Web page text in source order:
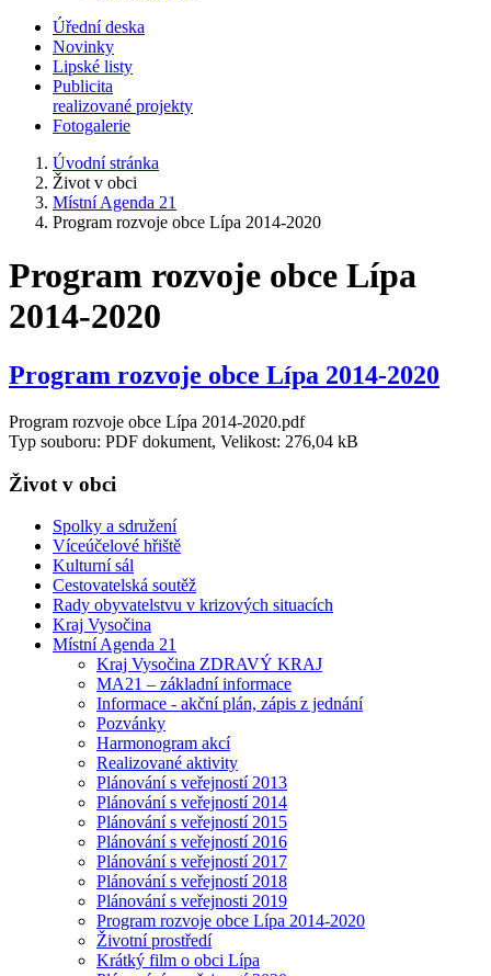
Úřední deska
Novinky
Lipské listy
Publicita
realizované projekty
Fotogalerie
Úvodní stránka
Život v obci
Místní Agenda 21
Program rozvoje obce Lípa 2014-2020
Program rozvoje obce Lípa
2014-2020
Program rozvoje obce Lípa 2014-2020
Program rozvoje obce Lípa 2014-2020.pdf
Typ souboru: PDF dokument, Velikost: 276,04 kB
Život v obci
Spolky a sdružení
Víceúčelové hřiště
Kulturní sál
Cestovatelská soutěž
Rady obyvatelstvu v krizových situacích
Kraj Vysočina
Místní Agenda 21
Kraj Vysočina ZDRAVÝ KRAJ
MA21 – základní informace
Informace - akční plán, zápis z jednání
Pozvánky
Harmonogram akcí
Realizované aktivity
Plánování s veřejností 2013
Plánování s veřejností 2014
Plánování s veřejností 2015
Plánování s veřejností 2016
Plánování s veřejností 2017
Plánování s veřejností 2018
Plánování s veřejnosti 2019
Program rozvoje obce Lípa 2014-2020
Životní prostředí
Krátký film o obci Lípa